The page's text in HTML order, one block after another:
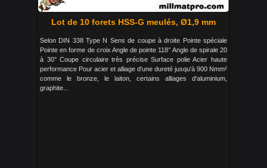
Lot de 10 forets HSS-G meulés, Ø1,9 mm
Selon DIN 338 Type N Sens de coupe à droite Pointe spéciale
Pointe en forme de croix Angle de pointe 118° Angle de spirale 20
à 30° Coupe circulaire très précise Surface polie Acier haute
performance Pour acier et alliage d'une dureté jusqu'à 900 Nmm²
comme le bronze, le laiton, certains alliages d'aluminium,
graphite...